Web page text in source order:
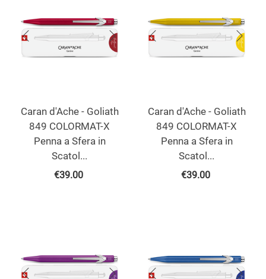
Caran d'Ache - Goliath
849 COLORMAT-X
Penna a Sfera in
Scatol...
€39.00
Caran d'Ache - Goliath
849 COLORMAT-X
Penna a Sfera in
Scatol...
€39.00